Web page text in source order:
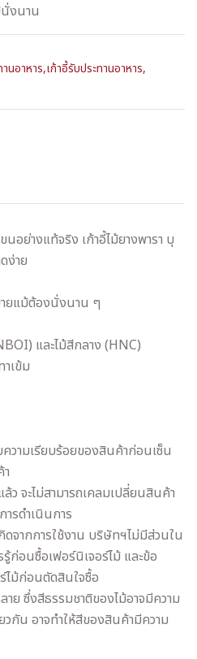
งนาน
นอาหาร,เก้าอี้รับประทานอาหาร,
อย่างแท้จริง เก้าอี้ไม้ยางพารา บุ
ง่าย
ยแม้ต้องนั่งนาน ๆ
และไม้สีกลาง (HNC)
เข้ม
วามเรียบร้อยของสินค้าก่อนเซ็น
ว จะไม่สามารถเคลมเปลี่ยนสินค้า
ารดำเนินการ
จากการใช้งาน บริษัทฯไม่มีส่วนใน
ก่อนซื้อเฟอร์นิเจอร์ไม้ และข้อ
ไม้ก่อนตัดสินใจซื้อ
ย ซึ่งสีธรรมชาติของไม้อาจมีความ
กัน อาจทำให้สีของสินค้ามีความ